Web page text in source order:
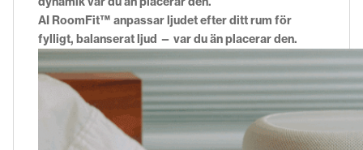
AI RoomFit™ anpassar ljudet efter ditt rum för
fylligt, balanserat ljud — var du än placerar den.